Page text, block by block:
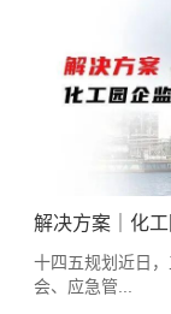
解决方案｜化
十四五规划近日
会、应急管...